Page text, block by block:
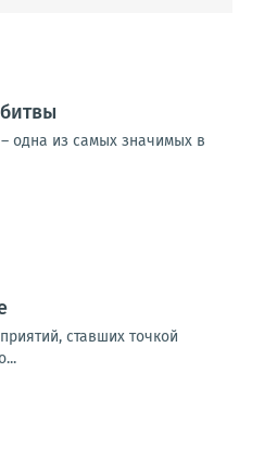
одна из самых значимых в
ставших точкой